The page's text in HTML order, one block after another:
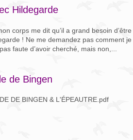
Hildegarde
corps me dit qu’il a grand besoin d’être
! Ne me demandez pas comment je
faute d’avoir cherché, mais non,...
de Bingen
DE BINGEN & L'ÉPEAUTRE.pdf